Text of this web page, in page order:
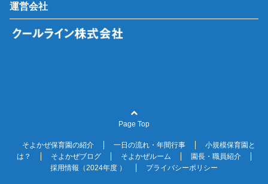
運営会社
Page Top
そよかぜ保育園の紹介 一日の流れ・年間行事
小規模保育園と
は？
そよかぜブログ そよかぜルーム
園長・職員紹介
採用情報（2024年度 ）
プライバシーポリシー